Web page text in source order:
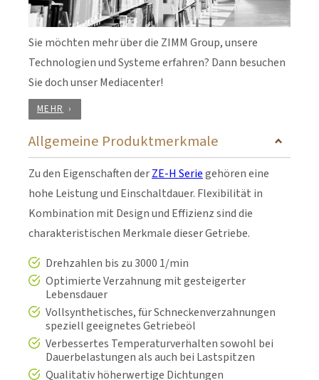
Sie möchten mehr über die ZIMM Group, unsere
Technologien und Systeme erfahren? Dann besuchen
Sie doch unser Mediacenter!
MEHR
Allgemeine Produktmerkmale
Zu den Eigenschaften derZE-H Seriegehören eine
hohe Leistung und Einschaltdauer. Flexibilität in
Kombination mit Design und Effizienz sind die
charakteristischen Merkmale dieser Getriebe.
Drehzahlen bis zu 3000 1/min
Optimierte Verzahnung mit gesteigerter
Lebensdauer
Vollsynthetisches, für Schneckenverzahnungen
speziell geeignetes Getriebeöl
Verbessertes Temperaturverhalten sowohl bei
Dauerbelastungen als auch bei Lastspitzen
Qualitativ höherwertige Dichtungen